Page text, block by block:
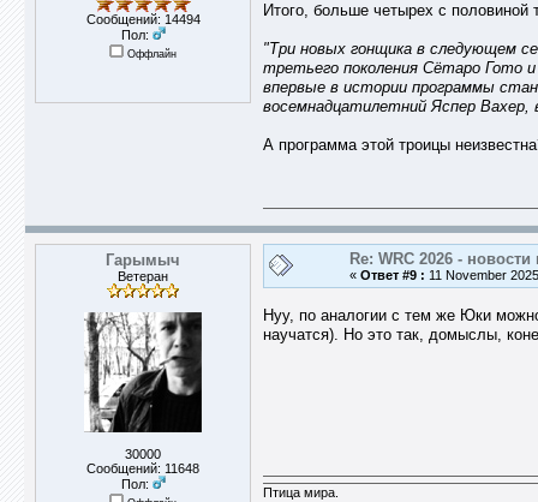
Сообщений: 14494
Пол:
Оффлайн
Итого, больше четырех с половиной
"Три новых гонщика в следующем
третьего поколения Сётаро Гото
впервые в истории программы
восемнадцатилетний Яспер
А программа этой троицы
Гарымыч
Ветеран
30000
Сообщений: 11648
Пол:
Re: WRC 2026 - новости
« Ответ #9 : 11 November
Нуу, по аналогии с тем же Юки
научатся). Но это так, домыслы,
Птица мира.